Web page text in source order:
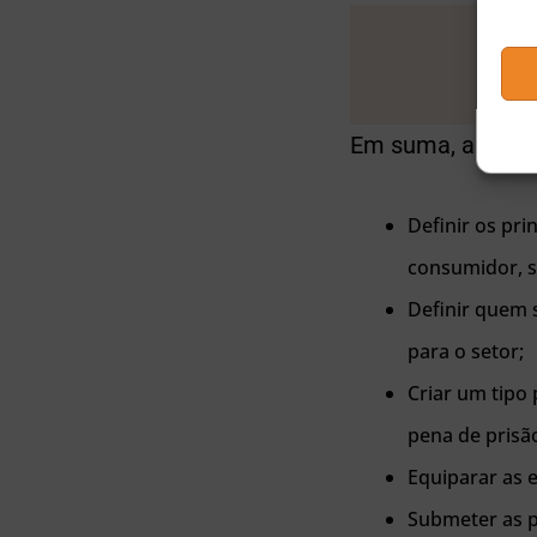
Em suma, a
Definir os
consumidor,
Definir quem
para o setor;
Criar um tipo
pena de
Equiparar as
Submeter as